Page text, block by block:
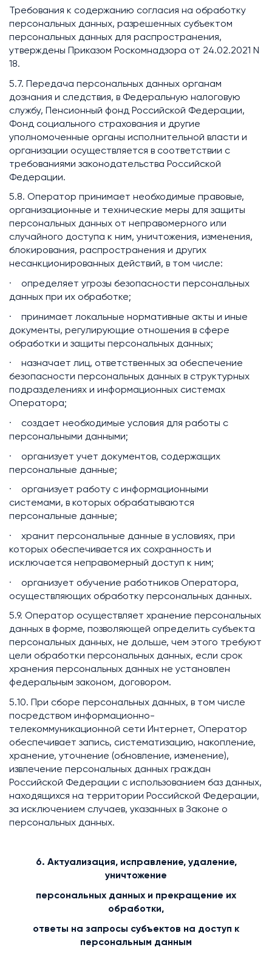
Требования к содержанию согласия на обработку
персональных данных, разрешенных субъектом
персональных данных для распространения,
утверждены Приказом Роскомнадзора от 24.02.2021 N
18.
5.7. Передача персональных данных органам
дознания и следствия, в Федеральную налоговую
службу, Пенсионный фонд Российской Федерации,
Фонд социального страхования и другие
уполномоченные органы исполнительной власти и
организации осуществляется в соответствии с
требованиями законодательства Российской
Федерации.
5.8. Оператор принимает необходимые правовые,
организационные и технические меры для защиты
персональных данных от неправомерного или
случайного доступа к ним, уничтожения, изменения,
блокирования, распространения и других
несанкционированных действий, в том числе:
· определяет угрозы безопасности персональных
данных при их обработке;
· принимает локальные нормативные акты и иные
документы, регулирующие отношения в сфере
обработки и защиты персональных данных;
· назначает лиц, ответственных за обеспечение
безопасности персональных данных в структурных
подразделениях и информационных системах
Оператора;
· создает необходимые условия для работы с
персональными данными;
· организует учет документов, содержащих
персональные данные;
· организует работу с информационными
системами, в которых обрабатываются
персональные данные;
· хранит персональные данные в условиях, при
которых обеспечивается их сохранность и
исключается неправомерный доступ к ним;
· организует обучение работников Оператора,
осуществляющих обработку персональных данных.
5.9. Оператор осуществляет хранение персональных
данных в форме, позволяющей определить субъекта
персональных данных, не дольше, чем этого требуют
цели обработки персональных данных, если срок
хранения персональных данных не установлен
федеральным законом, договором.
5.10. При сборе персональных данных, в том числе
посредством информационно-
телекоммуникационной сети Интернет, Оператор
обеспечивает запись, систематизацию, накопление,
хранение, уточнение (обновление, изменение),
извлечение персональных данных граждан
Российской Федерации с использованием баз данных,
находящихся на территории Российской Федерации,
за исключением случаев, указанных в Законе о
персональных данных.
6. Актуализация, исправление, удаление,
уничтожение
персональных данных и прекращение их
обработки,
ответы на запросы субъектов на доступ к
персональным данным